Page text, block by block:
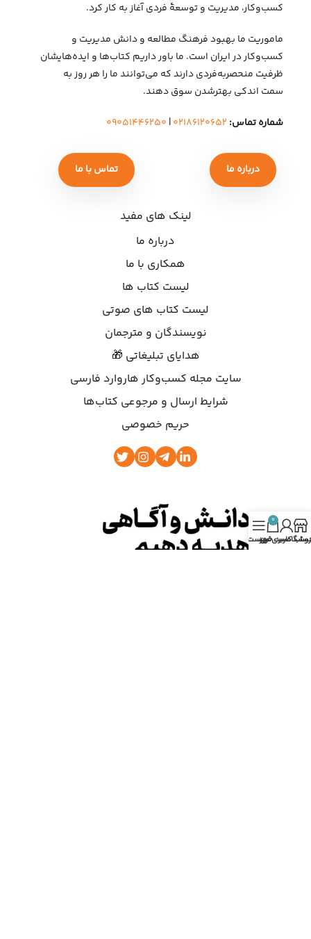
کسب‌وکار، مدیریت و توسعهٔ فردی آغاز به کار کرد.
ماموریت ما بهبود فرهنگ مطالعه و دانش مدیریت و
کسب‌وکار در ایران است. ما باور داریم کتاب‌ها و ایده‌هایشان
ظرفیت منحصربه‌فردی دارند که می‌توانند ما را هر روز به
سمت اندکی بهتر‌شدن سوق دهند.
شماره تماس: ۰۲۱۸۶۱۲۰۶۵۲| ۰۹۰۵۱۴۴۶۲۵۰
درباره ما تماس با ما
لینک های مفید
درباره ما
همکاری با ما
لیست کتاب ها
لیست کتاب های صوتی
نویسندگان و مترجمان
هدایای تبلیغاتی 🎁
سایت مجله کسب‌وکار هاروارد فارسی
شرایط ارسال و مرجوعی کتاب‌ها
حریم خصوصی
کاربری من
0
سبد خرید
فهرست